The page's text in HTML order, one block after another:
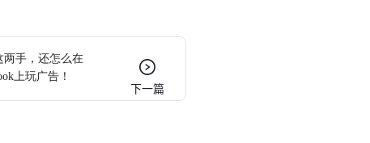
两手，还怎么在
上玩广告！
下一篇